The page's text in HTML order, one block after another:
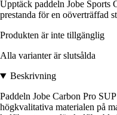
Upptäck paddeln Jobe Sports
prestanda för en oöverträffad
Produkten är inte tillgänglig
Alla varianter är slutsålda
Beskrivning
Paddeln Jobe Carbon Pro
högkvalitativa materialen på